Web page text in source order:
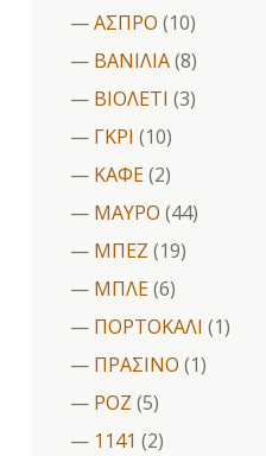
ΑΣΠΡΟ (10)
ΒΑΝΙΛΙΑ(8)
ΒΙΟΛΕΤΙ (3)
ΓΚΡΙ (10)
ΚΑΦΕ(2)
ΜΑΥΡΟ (44)
ΜΠΕΖ (19)
ΜΠΛΕ(6)
ΠΟΡΤΟΚΑΛΙ (1)
ΠΡΑΣΙΝΟ (1)
ΡΟΖ (5)
1141 (2)